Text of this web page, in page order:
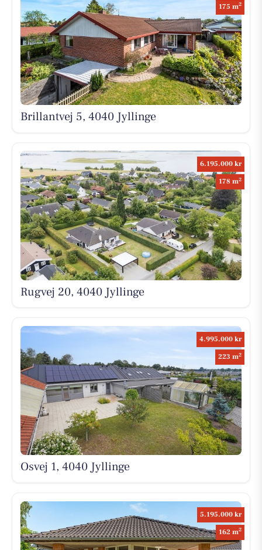
175 m2
Brillantvej 5, 4040 Jyllinge
6.195.000 kr
178 m2
Rugvej 20, 4040 Jyllinge
4.995.000 kr
223 m2
Osvej 1, 4040 Jyllinge
5.195.000 kr
162 m2